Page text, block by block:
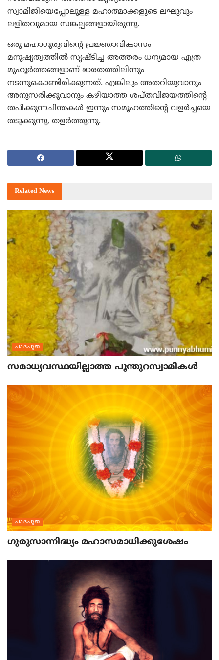
സ്വാമിജിയെപ്പോലുള്ള മഹാത്മാക്കളുടെ ലഘുവും
ലളിതവുമായ സങ്കല്പങ്ങളായിരുന്നു.
ഒരു മഹാഗുരുവിന്റെ പ്രജ്ഞാവികാസം
മനുഷ്യത്വത്തില്‍ സൃഷ്ടിച്ച അത്തരം ധന്യമായ എത്ര
മുഹൂര്‍ത്തങ്ങളാണ് ഭാരതത്തിലിന്നും
നടന്നുകൊണ്ടിരിക്കുന്നത്. എങ്കിലും അതറിയുവാനും
അനുസരിക്കുവാനും കഴിയാത്ത ശപ്തവിജയത്തിന്റെ
തപിക്കുന്നചിന്തകള്‍ ഇന്നും സമൂഹത്തിന്റെ വളര്‍ച്ചയെ
തടുക്കുന്നു, തളര്‍ത്തുന്നു.
Related News
പാദപൂജ
സമാധ്യവസ്ഥയില്ലാത്ത പൂന്തുറസ്വാമികള്‍
പാദപൂജ
ഗുരുസാന്നിദ്ധ്യം മഹാസമാധിക്കുശേഷം